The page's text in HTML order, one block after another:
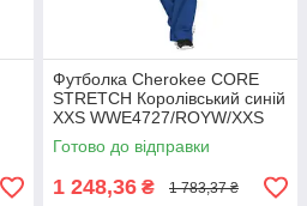
Футболка Cherokee CORE
STRETCH Королівський синій
XXS WWE4727/ROYW/XXS
Готово до відправки
1 248,36 ₴ 1 783,37 ₴